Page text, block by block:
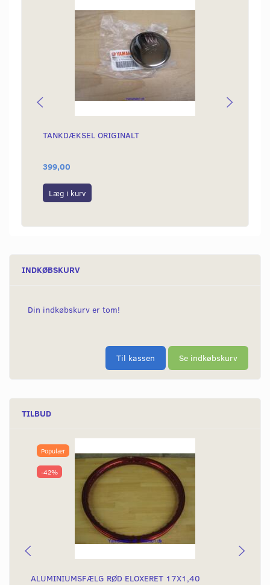
TANKDÆKSEL ORIGINALT
399,00
Læg i kurv
INDKØBSKURV
Din indkøbskurv er tom!
Til kassen Se indkøbskurv
TILBUD
Populær
-42%
ALUMINIUMSFÆLG RØD ELOXERET 17X1,40